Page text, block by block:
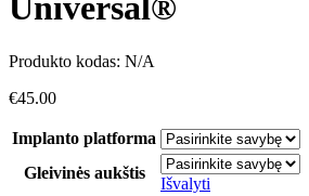
Universal®
Produkto kodas: N/A
€45.00
Implanto platforma
Gleivinės aukštis
Išvalyti